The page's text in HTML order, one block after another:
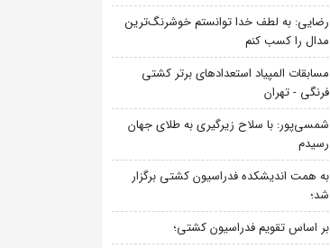
رضایی: به لطف خدا توانستم خوشرنگ‌ترین
مدال را کسب کنم
مسابقات المپیاد استعدادهای برتر کشتی
فرنگی - تهران
شمسی‌پور: با سلاح زیرگیری به طلای جهان
رسیدم
به همت اندیشکده فدراسیون کشتی برگزار
شد؛
بر اساس تقویم فدراسیون کشتی؛